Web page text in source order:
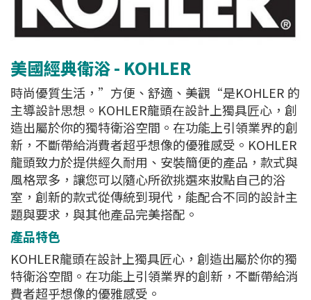
美國經典衛浴 - KOHLER
時尚優質生活，”方便、舒適、美觀“是KOHLER 的
主導設計思想。KOHLER龍頭在設計上獨具匠心，創
造出屬於你的獨特衛浴空間。在功能上引領業界的創
新，不斷帶給消費者超乎想像的優雅感受。KOHLER
龍頭致力於提供經久耐用、安裝簡便的產品，款式與
風格眾多，讓您可以隨心所欲挑選來妝點自己的浴
室，創新的款式從傳統到現代，能配合不同的設計主
題與要求，與其他產品完美搭配。
產品特色
KOHLER龍頭在設計上獨具匠心，創造出屬於你的獨
特衛浴空間。在功能上引領業界的創新，不斷帶給消
費者超乎想像的優雅感受。